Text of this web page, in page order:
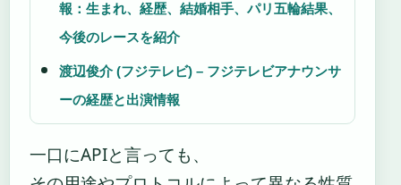
報：生まれ、経歴、結婚相手、パリ五輪結果、
今後のレースを紹介
渡辺俊介 (フジテレビ) – フジテレビアナウンサ
ーの経歴と出演情報
一口にAPIと言っても、